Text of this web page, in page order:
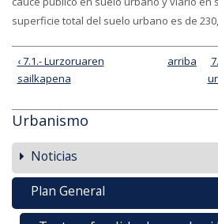
superficie total del suelo urbano es de
‹ 7.1.- Lurzoruaren
sailkapena
arriba
Urbanismo
Noticias
Plan General